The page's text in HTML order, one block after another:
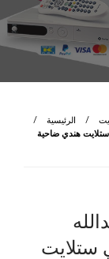
الرئيسية
الجابر / 65651441 / رقم فني ستلايت هندي ضاحية
رقم فني ستلايت